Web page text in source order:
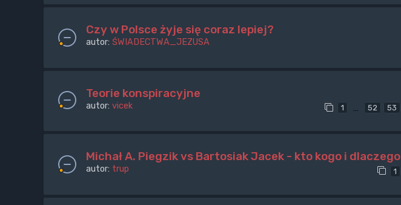
Czy w Polsce żyje się coraz lepiej?
autor: ŚWIADECTWA_JEZUSA
Teorie konspiracyjne
autor: vicek 1 … 52 53
Michał A. Piegzik vs Bartosiak Jacek - kto kogo i dlaczego
autor: trup 1